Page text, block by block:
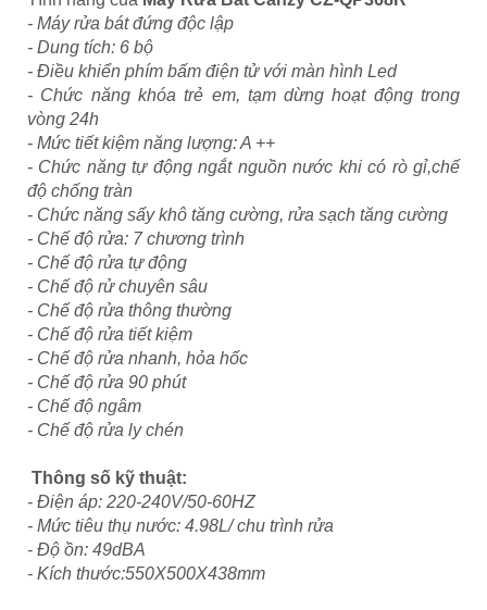
- Máy rửa bát đứng độc lập
- Dung tích: 6 bộ
- Điều khiển phím bấm điện tử với màn hình Led
- Chức năng khóa trẻ em, tạm dừng hoạt động trong
vòng 24h
- Mức tiết kiệm năng lượng: A ++
- Chức năng tự động ngắt nguồn nước khi có rò gỉ,chế
độ chống tràn
- Chức năng sấy khô tăng cường, rửa sạch tăng cường
- Chế độ rửa: 7 chương trình
- Chế độ rửa tự động
- Chế độ rử chuyên sâu
- Chế độ rửa thông thường
- Chế độ rửa tiết kiệm
- Chế độ rửa nhanh, hỏa hốc
- Chế độ rửa 90 phút
- Chế độ ngâm
- Chế độ rửa ly chén
Thông số kỹ thuật:
- Điện áp: 220-240V/50-60HZ
- Mức tiêu thụ nước: 4.98L/ chu trình rửa
- Độ ồn: 49dBA
- Kích thước:550X500X438mm